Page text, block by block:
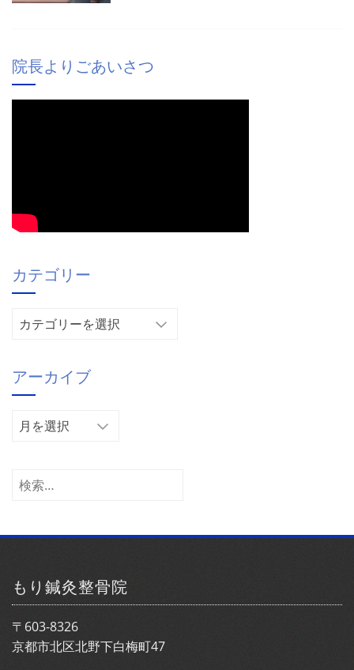
院長よりごあいさつ
カテゴリー
リ
ー
アーカイブ
ア
イ
検
もり鍼灸整骨院
〒603-8326
京都市北区北野下白梅町47